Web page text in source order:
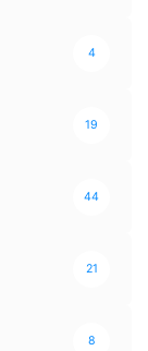
4
19
44
21
8